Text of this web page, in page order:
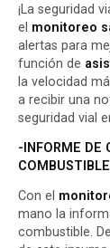
¡La seguridad
el monitoreo
alertas para
función de
la velocidad
a recibir una
seguridad vial
-INFORME DE
COMBUSTIBLE
Con el
mano la
combustible.